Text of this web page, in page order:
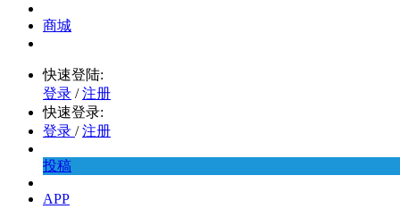
商城
快速登陆:
登录 / 注册
快速登录:
登录 / 注册
投稿
APP